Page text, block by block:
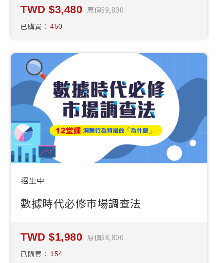
3,480 原價 9,800
已購買： 450
招生中
數據時代必修市場調查法
1,980 原價 8,800
已購買：
154